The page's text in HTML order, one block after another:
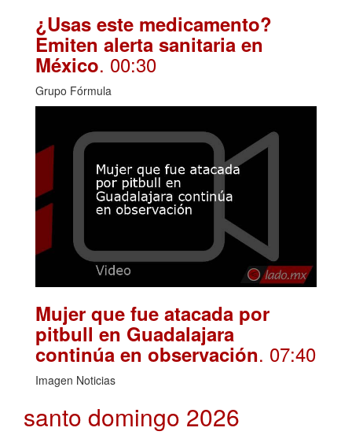
¿Usas este medicamento?
Emiten alerta sanitaria en
México. 00:30
Grupo Fórmula
Mujer que fue atacada por
pitbull en Guadalajara
continúa en observación. 07:40
Imagen Noticias
santo domingo 2026